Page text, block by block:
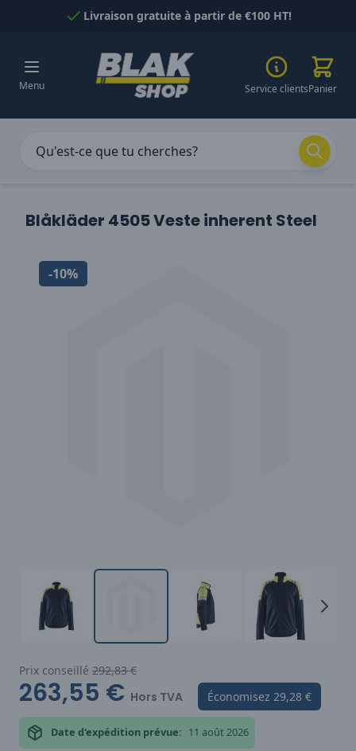
Passer au contenuLivraison gratuite à partir de €100 HT!
Menu Service clientsPanier
Blåkläder 4505 Veste inherent Steel
-10%
Prix conseillé 292,83 €
263,55 € Hors TVA Économisez 29,28 €
Date d'expédition prévue: 11 août 2026